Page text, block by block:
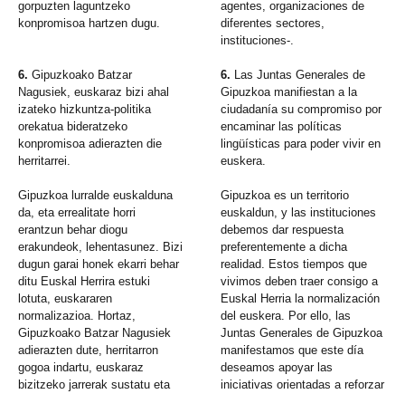
gorpuzten laguntzeko
konpromisoa hartzen dugu.
agentes, organizaciones de
diferentes sectores,
instituciones-.
6. Gipuzkoako Batzar
Nagusiek, euskaraz bizi ahal
izateko hizkuntza-politika
orekatua bideratzeko
konpromisoa adierazten die
herritarrei.
6. Las Juntas Generales de
Gipuzkoa manifiestan a la
ciudadanía su compromiso por
encaminar las políticas
lingüísticas para poder vivir en
euskera.
Gipuzkoa lurralde euskalduna
da, eta errealitate horri
erantzun behar diogu
erakundeok, lehentasunez. Bizi
dugun garai honek ekarri behar
ditu Euskal Herrira estuki
lotuta, euskararen
normalizazioa. Hortaz,
Gipuzkoako Batzar Nagusiek
adierazten dute, herritarron
gogoa indartu, euskaraz
bizitzeko jarrerak sustatu eta
Gipuzkoa es un territorio
euskaldun, y las instituciones
debemos dar respuesta
preferentemente a dicha
realidad. Estos tiempos que
vivimos deben traer consigo a
Euskal Herria la normalización
del euskera. Por ello, las
Juntas Generales de Gipuzkoa
manifestamos que este día
deseamos apoyar las
iniciativas orientadas a reforzar